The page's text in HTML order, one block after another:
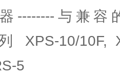
--------与兼容
XPS-10/10F,
5